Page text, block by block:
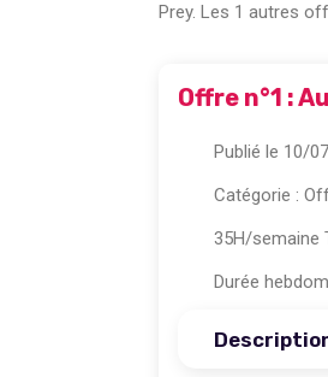
Prey. Les 1 autres
Offre n°1 :
Publié le 10/
Catégorie :
35H/semaine
Durée